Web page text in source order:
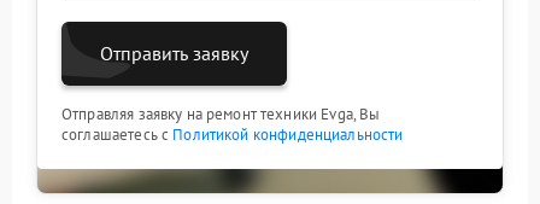
Отправить заявку
Отправляя заявку на ремонт техники Evga, Вы
соглашаетесь с Политикой конфиденциальности